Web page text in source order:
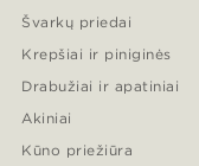
Švarkų priedai
Krepšiai ir piniginės
Drabužiai ir apatiniai
Akiniai
Kūno priežiūra